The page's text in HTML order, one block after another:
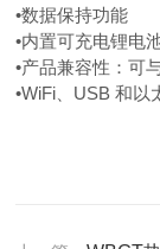
•数据保持功能
•内置可充电锂电
•产品兼容性：可
•WiFi、USB 和以